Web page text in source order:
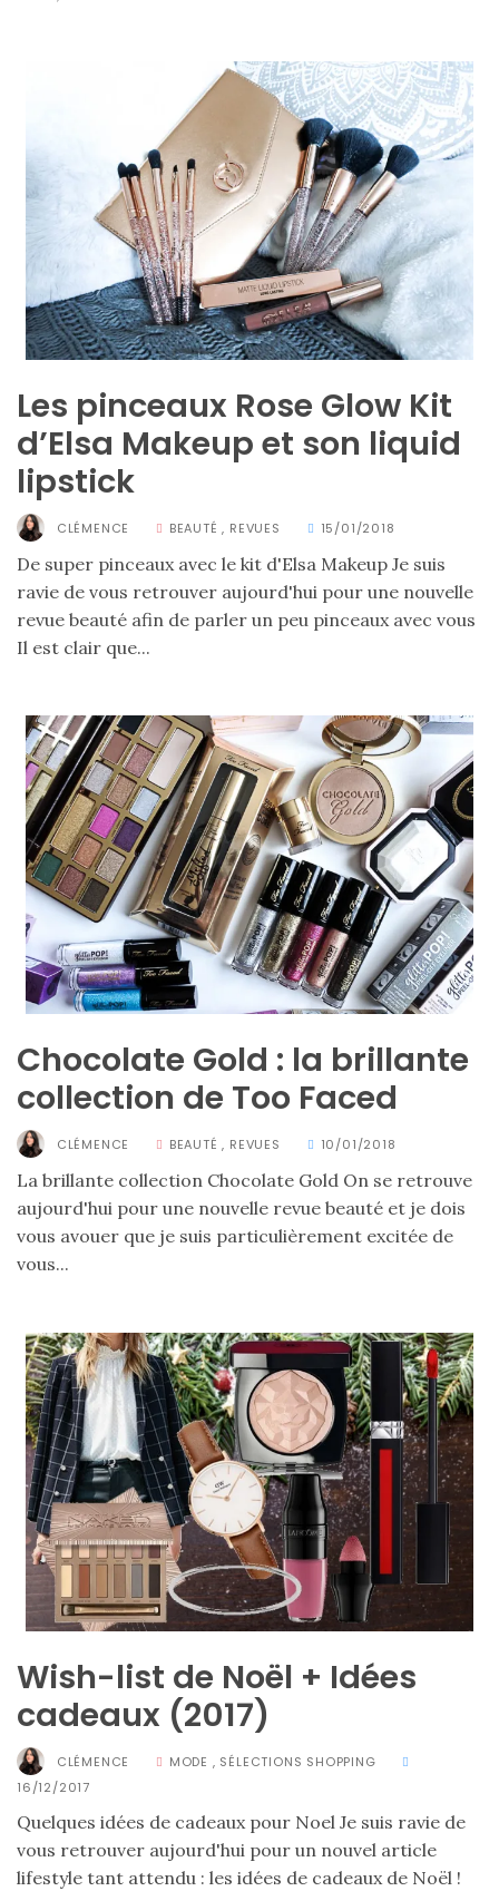
tressé
chic
et
tendance
30/05/2026
Ma
légers
et
tendance
pour
l’été
23/05/2026
Les
sacs
tendances
printemps
été
2026
ma
sélection
chic
pratique
au
09/05/2026
Les pinceaux Rose Glow Kit
d’Elsa Makeup et son liquid
lipstick
CLÉMENCE BEAUTÉ , REVUES 15/01/2018
De super pinceaux avec le kit d'Elsa Makeup Je suis
ravie de vous retrouver aujourd'hui pour une nouvelle
revue beauté afin de parler un peu pinceaux avec vous
Il est clair que...
Chocolate Gold : la brillante
collection de Too Faced
CLÉMENCE BEAUTÉ , REVUES 10/01/2018
La brillante collection Chocolate Gold On se retrouve
aujourd'hui pour une nouvelle revue beauté et je dois
vous avouer que je suis particulièrement excitée de
vous...
Wish-list de Noël + Idées
cadeaux (2017)
CLÉMENCE MODE , SÉLECTIONS SHOPPING
16/12/2017
Quelques idées de cadeaux pour Noel Je suis ravie de
vous retrouver aujourd'hui pour un nouvel article
lifestyle tant attendu : les idées de cadeaux de Noël !